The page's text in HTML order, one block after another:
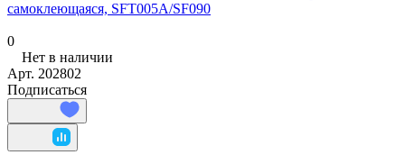
самоклеющаяся, SFT005A/SF090
0
Нет в наличии
Арт. 202802
Подписаться